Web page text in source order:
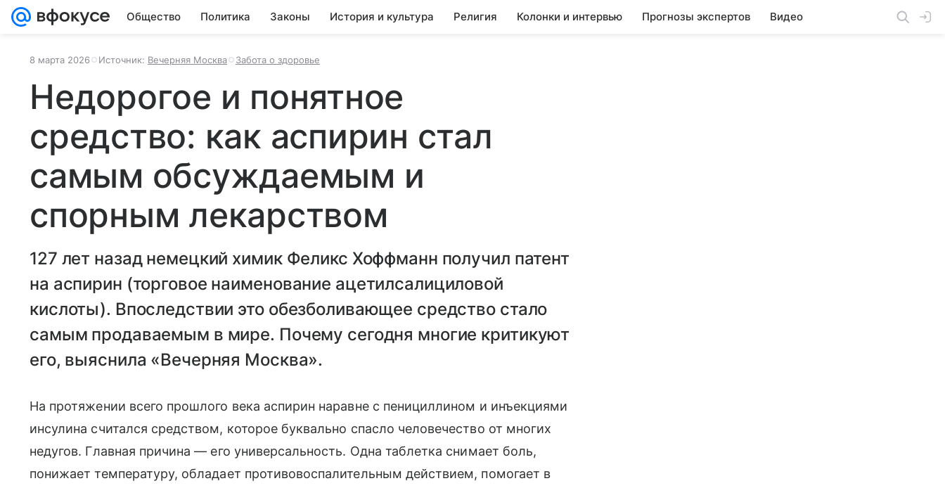
Общество Политика Законы История и культура Религия Колонки и интервью Прогнозы экспертов Видео
8 марта 2026 Источник: Вечерняя Москва Забота о здоровье
Недорогое и понятное
средство: как аспирин стал
самым обсуждаемым и
спорным лекарством
127 лет назад немецкий химик Феликс Хоффманн получил патент
на аспирин (торговое наименование ацетилсалициловой
кислоты). Впоследствии это обезболивающее средство стало
самым продаваемым в мире. Почему сегодня многие критикуют
его, выяснила «Вечерняя Москва».
На протяжении всего прошлого века аспирин наравне с пенициллином и инъекциями
инсулина считался средством, которое буквально спасло человечество от многих
недугов. Главная причина — его универсальность. Одна таблетка снимает боль,
понижает температуру, обладает противовоспалительным действием, помогает в